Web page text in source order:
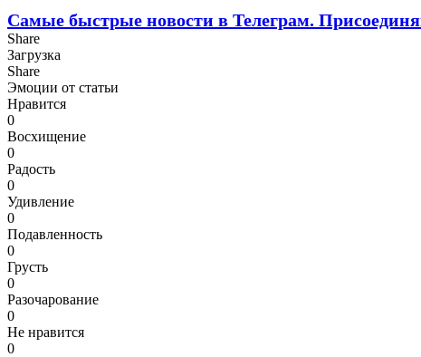
Самые быстрые новости в Телеграм.
Share
Загрузка
Share
Эмоции от статьи
Нравится
0
Восхищение
0
Радость
0
Удивление
0
Подавленность
0
Грусть
0
Разочарование
0
Не нравится
0